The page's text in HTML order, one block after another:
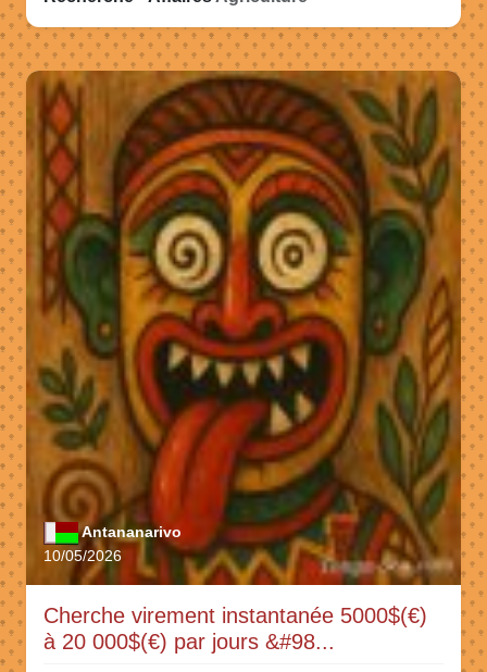
Antananarivo
10/05/2026
Cherche virement instantanée 5000$(€)
à 20 000$(€) par jours &#98...